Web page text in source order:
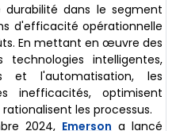
dans le segment
d'efficacité opérationnelle
En mettant en œuvre des
intelligentes,
et l'automatisation, les
inefficacités, optimisent
les processus.
2024, Emerson a lancé